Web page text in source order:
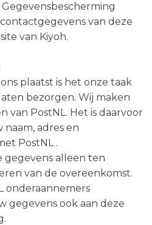
van deze
van Kiyoh.
plaatst is het onze taak
bezorgen. Wij maken
van PostNL. Het is daarvoor
adres en
PostNL .
gegevens alleen ten
van de overeenkomst.
onderaannemers
gegevens ook aan deze